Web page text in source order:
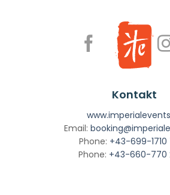
Kontakt
Email:
Phone: +43-699-1710
Phone: +43-660-770